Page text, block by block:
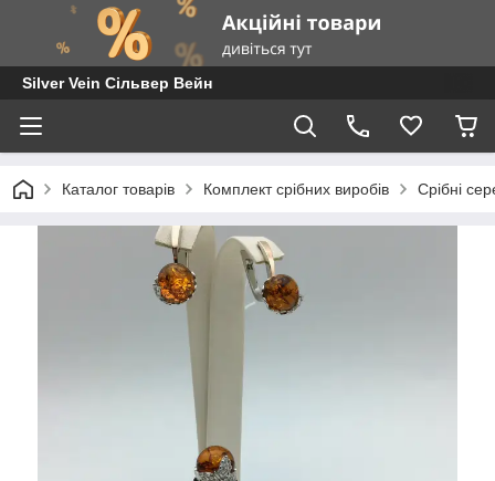
Silver Vein Сільвер Вейн
Каталог товарів Комплект срібних виробів Срібні